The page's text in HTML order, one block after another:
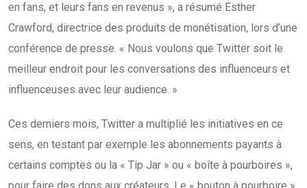
en fans, et leurs fans en revenus », a résumé Esther
Crawford, directrice des produits de monétisation, lors d’une
conférence de presse. « Nous voulons que Twitter soit le
meilleur endroit pour les conversations des influenceurs et
influenceuses avec leur audience. »
Ces derniers mois, Twitter a multiplié les initiatives en ce
sens, en testant par exemple les abonnements payants à
certains comptes ou la « Tip Jar » ou « boîte à pourboires »,